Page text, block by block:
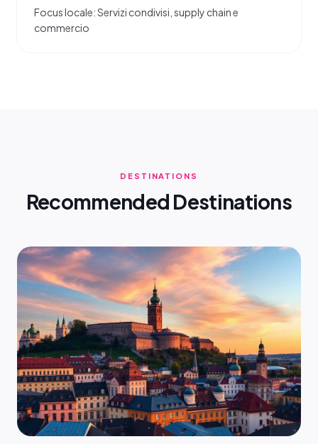
Focus locale: Servizi condivisi, supply chain e
commercio
DESTINATIONS
Recommended Destinations